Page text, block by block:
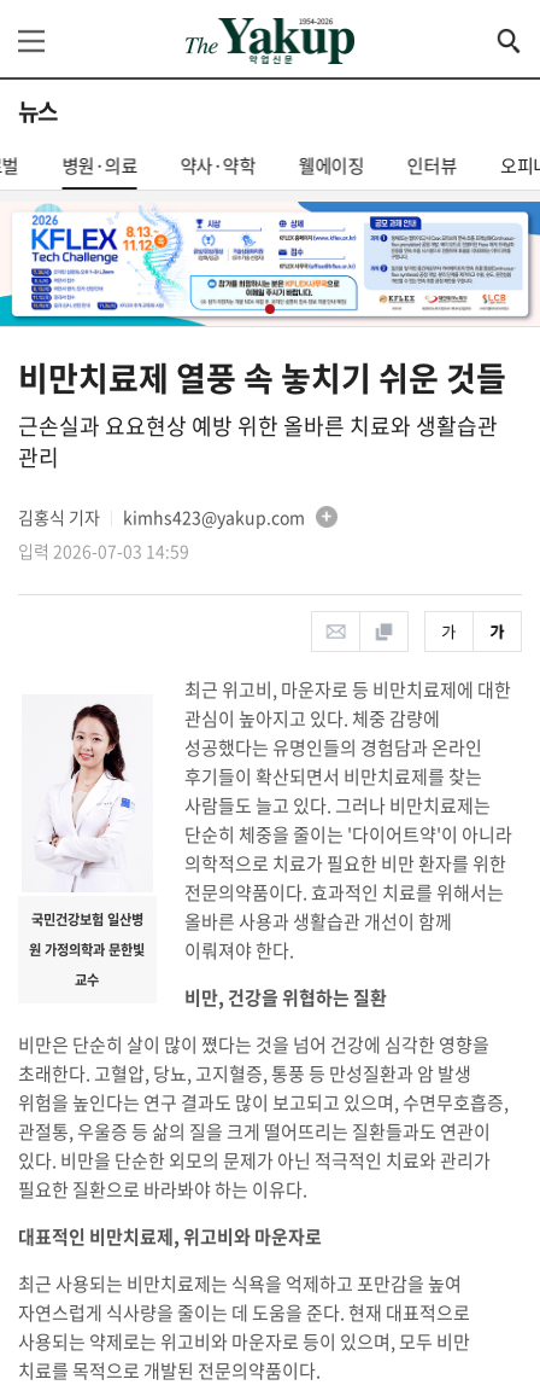
뉴스
병원·의료 약사·약학 웰에이징 인터뷰 오피
비만치료제 열풍 속 놓치기 쉬운 것들
근손실과 요요현상 예방 위한 올바른 치료와 생활습관
관리
김홍식 기자
kimhs423@yakup.com
입력 2026-07-03 14:59
국민건강보험 일산병
원 가정의학과 문한빛
교수
최근 위고비, 마운자로 등 비만치료제에 대한
관심이 높아지고 있다. 체중 감량에
성공했다는 유명인들의 경험담과 온라인
후기들이 확산되면서 비만치료제를 찾는
사람들도 늘고 있다. 그러나 비만치료제는
단순히 체중을 줄이는 '다이어트약'이 아니라
의학적으로 치료가 필요한 비만 환자를 위한
전문의약품이다. 효과적인 치료를 위해서는
올바른 사용과 생활습관 개선이 함께
이뤄져야 한다.
비만, 건강을 위협하는 질환
비만은 단순히 살이 많이 쪘다는 것을 넘어 건강에 심각한 영향을
초래한다. 고혈압, 당뇨, 고지혈증, 통풍 등 만성질환과 암 발생
위험을 높인다는 연구 결과도 많이 보고되고 있으며, 수면무호흡증,
관절통, 우울증 등 삶의 질을 크게 떨어뜨리는 질환들과도 연관이
있다. 비만을 단순한 외모의 문제가 아닌 적극적인 치료와 관리가
필요한 질환으로 바라봐야 하는 이유다.
대표적인 비만치료제, 위고비와 마운자로
최근 사용되는 비만치료제는 식욕을 억제하고 포만감을 높여
자연스럽게 식사량을 줄이는 데 도움을 준다. 현재 대표적으로
사용되는 약제로는 위고비와 마운자로 등이 있으며, 모두 비만
치료를 목적으로 개발된 전문의약품이다.